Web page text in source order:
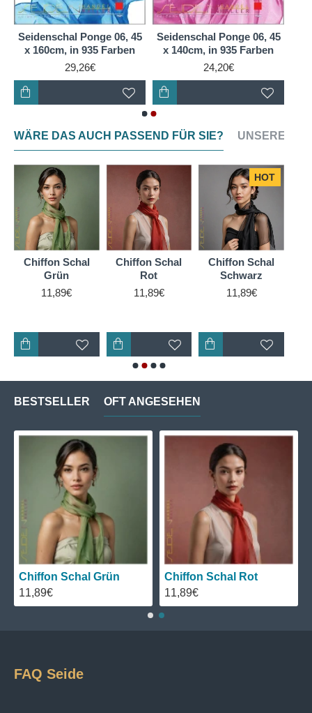
kühl, indem sie Schweiß von Ihrer Haut aufnimmt und
verdunsten lässt. Im Winter hält sie Sie warm, indem
sie Ihre Körperwärme speichert. Darüber hinaus ist
Ponge-Seide hypoallergen, was sie zu einer guten
Wahl für Menschen mit empfindlicher Haut macht. Ein
Ponge-Seidenschal ist also nicht nur ein modisches
Accessoire, sondern auch ein nützliches.
Seidenschal Ponge 06, 45
x 160cm, in 935 Farben
29,26€
Seidenschal Ponge 06, 45
x 140cm, in 935 Farben
24,20€
WÄRE DAS AUCH PASSEND FÜR SIE? UNSERE
Chiffon Schal
Grün
11,89€
Chiffon Schal
Rot
11,89€
HOT
Chiffon Schal
Schwarz
11,89€
BESTSELLER OFT ANGESEHEN
Chiffon Schal Grün
11,89€
Chiffon Schal Rot
11,89€
FAQ Seide